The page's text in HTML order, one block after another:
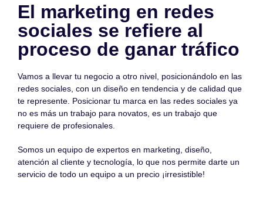
El marketing en redes
sociales se refiere al
proceso de ganar tráfico
Vamos a llevar tu negocio a otro nivel, posicionándolo en las
redes sociales, con un diseño en tendencia y de calidad que
te represente. Posicionar tu marca en las redes sociales ya
no es más un trabajo para novatos, es un trabajo que
requiere de profesionales.
Somos un equipo de expertos en marketing, diseño,
atención al cliente y tecnología, lo que nos permite darte un
servicio de todo un equipo a un precio ¡irresistible!